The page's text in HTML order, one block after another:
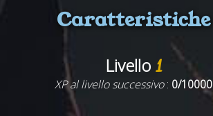
Caratteristiche
Livello 1
XP al livello successivo: 0/10000